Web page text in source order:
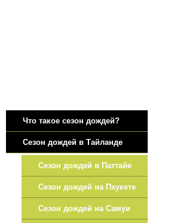
4 5 6
Что такое сезон дождей?
Сезон дождей в Тайланде
Сезон дождей в Паттайе
Сезон дождей на Пхукете
Сезон дождей на Самуи